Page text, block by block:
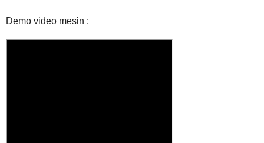
Demo video mesin :